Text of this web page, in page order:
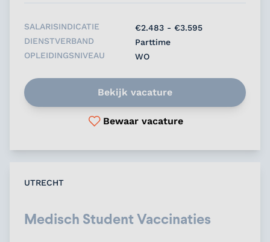
SALARISINDICATIE
€2.483 - €3.595
DIENSTVERBAND
Parttime
OPLEIDINGSNIVEAU
WO
Bekijk vacature
Bewaar vacature
UTRECHT
Medisch Student Vaccinaties